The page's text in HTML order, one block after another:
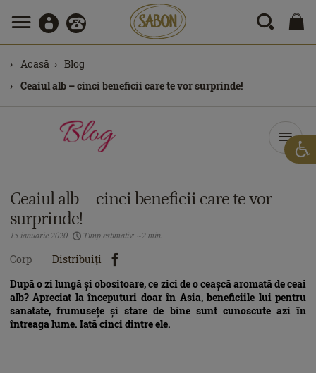
Acasă
Blog
Ceaiul alb – cinci beneficii care te vor surprinde!
Ceaiul alb – cinci beneficii care te vor
surprinde!
15 ianuarie 2020 Timp estimativ: ~2 min.
Corp
Distribuiţi
După o zi lungă și obositoare, ce zici de o ceașcă aromată de ceai
alb? Apreciat la începuturi doar în Asia, beneficiile lui pentru
sănătate, frumusețe și stare de bine sunt cunoscute azi în
întreaga lume. Iată cinci dintre ele.